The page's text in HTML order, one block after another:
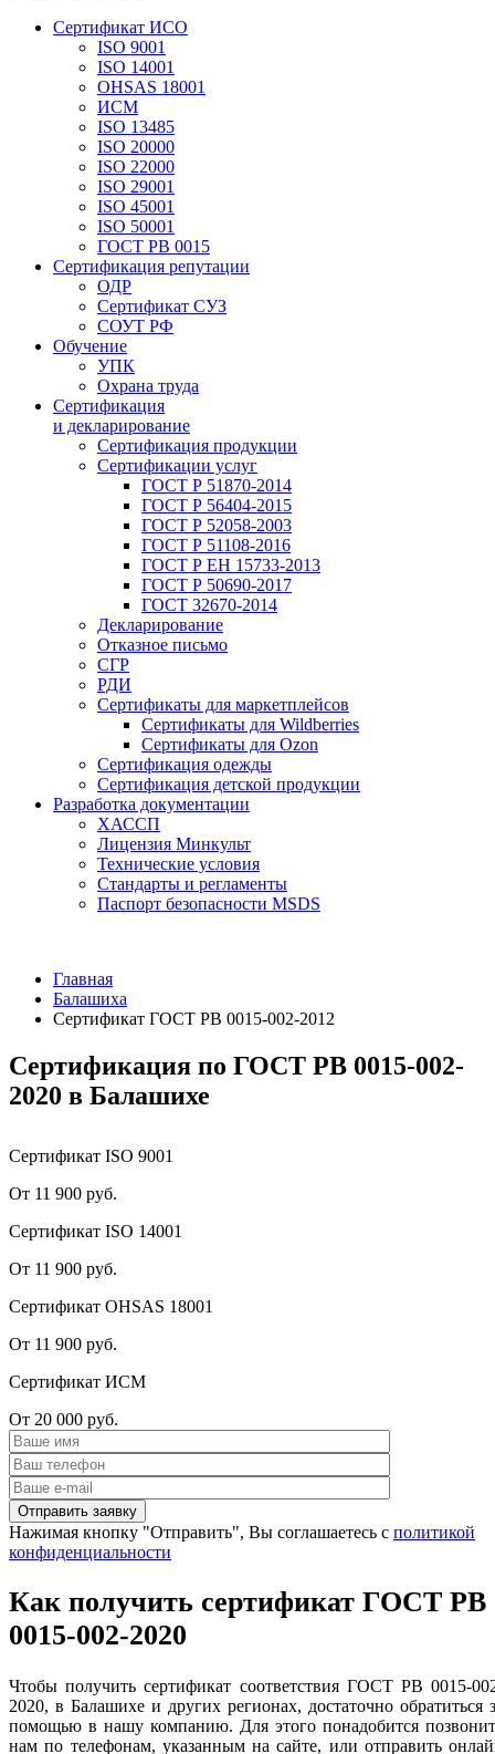
Сертификат ИСО
ISO 9001
ISO 14001
OHSAS 18001
ИСМ
ISO 13485
ISO 20000
ISO 22000
ISO 29001
ISO 45001
ISO 50001
ГОСТ РВ 0015
Сертификация репутации
ОДР
Сертификат СУЗ
СОУТ РФ
Обучение
УПК
Охрана труда
Сертификация
и декларирование
Сертификация продукции
Сертификации услуг
ГОСТ Р 51870-2014
ГОСТ Р 56404-2015
ГОСТ Р 52058-2003
ГОСТ Р 51108-2016
ГОСТ Р ЕН 15733-2013
ГОСТ Р 50690-2017
ГОСТ 32670-2014
Декларирование
Отказное письмо
СГР
РДИ
Сертификаты для маркетплейсов
Сертификаты для Wildberries
Сертификаты для Ozon
Сертификация одежды
Сертификация детской продукции
Разработка документации
ХАССП
Лицензия Минкульт
Технические условия
Стандарты и регламенты
Паспорт безопасности MSDS
Главная
Балашиха
Сертификат ГОСТ РВ 0015-002-2012
Сертификация по ГОСТ РВ 0015-002-
2020 в Балашихе
Сертификат ISO 9001
От 11 900 руб.
Сертификат ISO 14001
От 11 900 руб.
Сертификат OHSAS 18001
От 11 900 руб.
Сертификат ИСМ
От 20 000 руб.
Нажимая кнопку "Отправить", Вы соглашаетесь с политикой
конфиденциальности
Как получить сертификат ГОСТ РВ
0015-002-2020
Чтобы получить сертификат соответствия ГОСТ РВ 0015-
2020, в Балашихе и других регионах, достаточно обратиться
помощью в нашу компанию. Для этого понадобится
нам по телефонам, указанным на сайте, или отправить